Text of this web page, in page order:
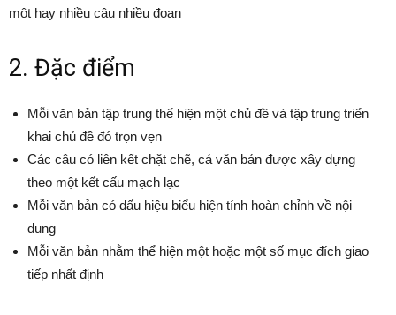
một hay nhiều câu nhiều đoạn
2. Đặc điểm
Mỗi văn bản tập trung thể hiện một chủ đề và tập trung triển
khai chủ đề đó trọn vẹn
Các câu có liên kết chặt chẽ, cả văn bản được xây dựng
theo một kết cấu mạch lạc
Mỗi văn bản có dấu hiệu biểu hiện tính hoàn chỉnh về nội
dung
Mỗi văn bản nhằm thể hiện một hoặc một số mục đích giao
tiếp nhất định